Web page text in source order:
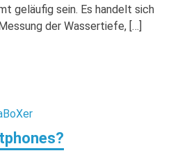
geläufig sein. Es handelt sich
der Wassertiefe, […]